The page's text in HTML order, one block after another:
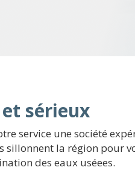
sérieux
service une société
sillonnent la région pour
des eaux uséees.